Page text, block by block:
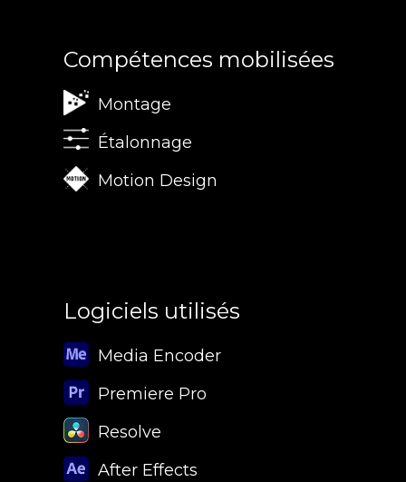
Compétences mobilisées
Montage
Étalonnage
Motion Design
Logiciels utilisés
Media Encoder
Premiere Pro
Resolve
After Effects